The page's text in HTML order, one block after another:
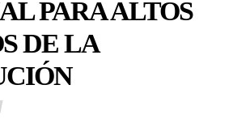
PARA ALTOS
DE LA